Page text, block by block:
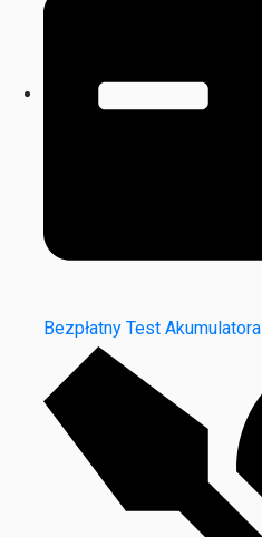
Bezpłatny Test Akumulatora